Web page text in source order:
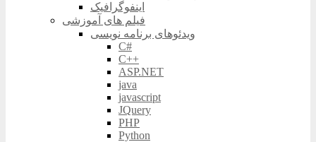
اینفوگرافیک
فیلم های آموزشی
ویدئوهای برنامه نویسی
C#
C++
ASP.NET
java
javascript
JQuery
PHP
Python